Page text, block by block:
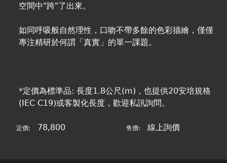
空間中"跨"了出來。
如同呼吸般自然理性，口吻不帶多餘的色彩描繪，僅僅
專注精研於何謂「真實」的單一課題。
*定價為標準品: 長度1.8公尺(m)，也提供20安培規格
(IEC C19)或客製化長度，歡迎私訊詢問。
定價: 78,800 售價: 線上詢價